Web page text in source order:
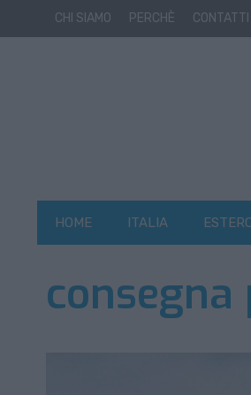
CHI SIAMO PERCHÈ CONTATTI
HOME ITALIA
consegna